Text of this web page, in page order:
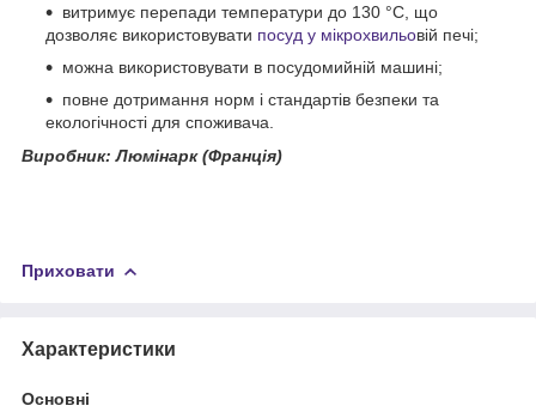
витримує перепади температури до 130 °С, що
дозволяє використовувати посуд у мікрохвильовій печі;
можна використовувати в посудомийній машині;
повне дотримання норм і стандартів безпеки та
екологічності для споживача.
Виробник: Люмінарк (Франція)
Приховати
Характеристики
Основні